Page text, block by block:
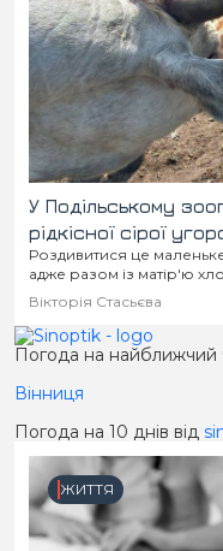
У Подільському
рідкісної сірої
Роздивитися це
адже разом із матір'ю
Вікторія Стасьєва
Погода на найближчий
Вінниця
Погода на 10 днів від
ЖИТТЯ